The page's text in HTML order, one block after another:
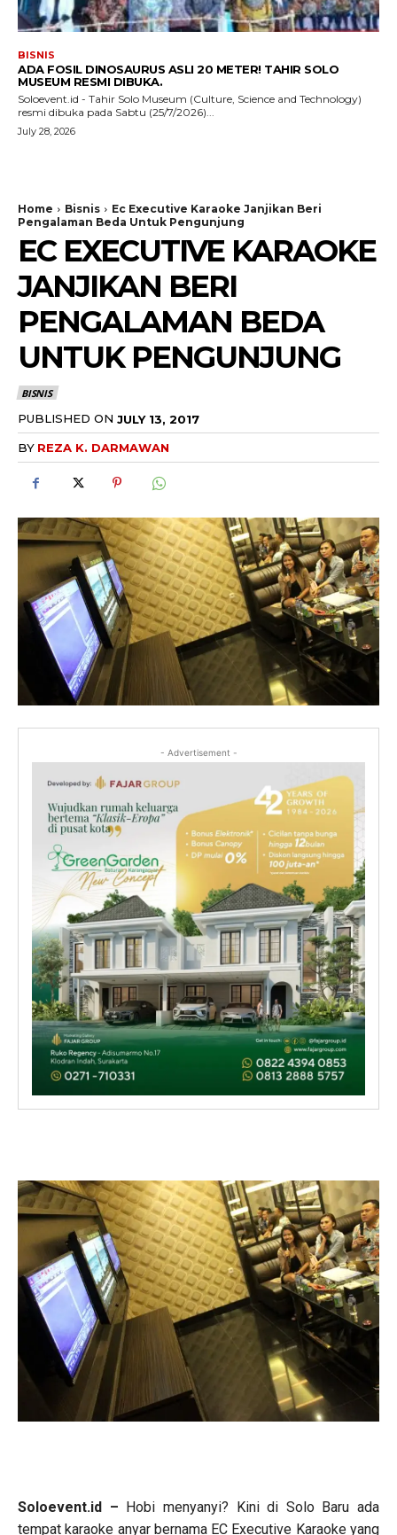
BISNIS
ADA FOSIL DINOSAURUS ASLI 20 METER! TAHIR SOLO
MUSEUM RESMI DIBUKA.
Soloevent.id - Tahir Solo Museum (Culture, Science and Technology)
resmi dibuka pada Sabtu (25/7/2026)...
July 28, 2026